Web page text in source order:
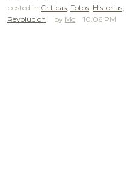
posted in Criticas, Fotos, Historias,
Revolucion
Mc 10.06 PM